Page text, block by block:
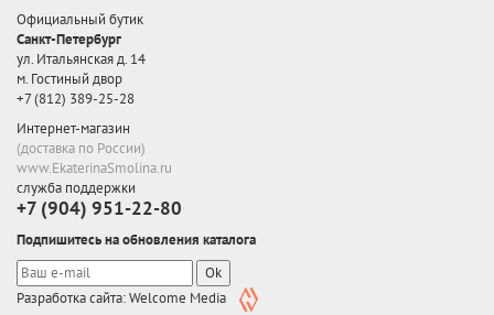
Официальный бутик
Санкт-Петербург
ул. Итальянская д. 14
м. Гостиный двор
+7 (812) 389-25-28
Интернет-магазин
(доставка по России)
www.EkaterinaSmolina.ru
служба поддержки
+7 (904) 951-22-80
Подпишитесь на обновления каталога
Ok
Разработка сайта: Welcome Media